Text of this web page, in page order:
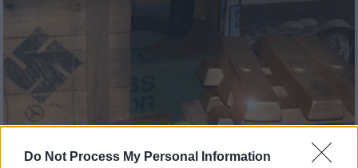
Do Not Process My Personal Information